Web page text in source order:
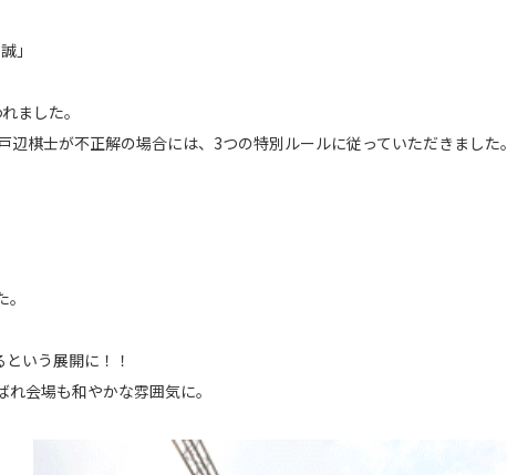
」
ました。
棋士が不正解の場合には、3つの特別ルールに従っていただきました。
いう展開に！！
会場も和やかな雰囲気に。